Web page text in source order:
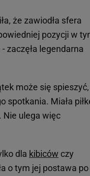
że zawiodła sfera
pozycji w
zaczęła legendarna
może się
spotkania. Miała
Nie ulega więc
dla kibiców czy
o tym jej postawa po